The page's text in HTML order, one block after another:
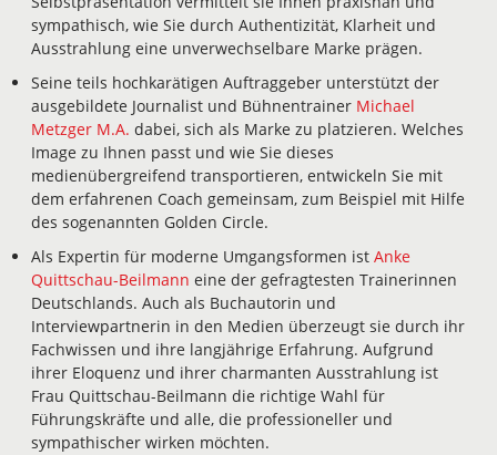
sympathisch, wie Sie durch Authentizität, Klarheit und
Ausstrahlung eine unverwechselbare Marke prägen.
Seine teils hochkarätigen Auftraggeber unterstützt der
ausgebildete Journalist und Bühnentrainer Michael
Metzger M.A. dabei, sich als Marke zu platzieren. Welches
Image zu Ihnen passt und wie Sie dieses
medienübergreifend transportieren, entwickeln Sie mit
dem erfahrenen Coach gemeinsam, zum Beispiel mit Hilfe
des sogenannten Golden Circle.
Als Expertin für moderne Umgangsformen istAnke
Quittschau-Beilmann eine der gefragtesten Trainerinnen
Deutschlands. Auch als Buchautorin und
Interviewpartnerin in den Medien überzeugt sie durch ihr
Fachwissen und ihre langjährige Erfahrung. Aufgrund
ihrer Eloquenz und ihrer charmanten Ausstrahlung ist
Frau Quittschau-Beilmann die richtige Wahl für
Führungskräfte und alle, die professioneller und
sympathischer wirken möchten.